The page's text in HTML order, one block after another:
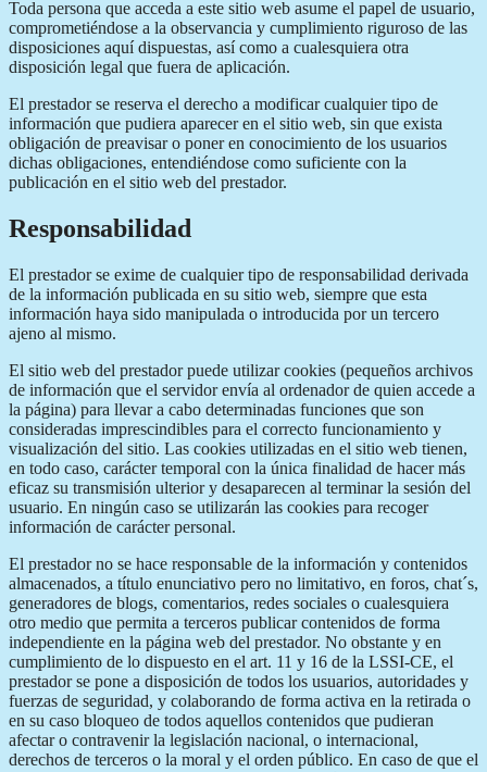
Toda persona que acceda a este sitio web asume el papel de usuario,
comprometiéndose a la observancia y cumplimiento riguroso de las
disposiciones aquí dispuestas, así como a cualesquiera otra
disposición legal que fuera de aplicación.
El prestador se reserva el derecho a modificar cualquier tipo de
información que pudiera aparecer en el sitio web, sin que exista
obligación de preavisar o poner en conocimiento de los usuarios
dichas obligaciones, entendiéndose como suficiente con la
publicación en el sitio web del prestador.
Responsabilidad
El prestador se exime de cualquier tipo de responsabilidad derivada
de la información publicada en su sitio web, siempre que esta
información haya sido manipulada o introducida por un tercero
ajeno al mismo.
El sitio web del prestador puede utilizar cookies (pequeños archivos
de información que el servidor envía al ordenador de quien accede a
la página) para llevar a cabo determinadas funciones que son
consideradas imprescindibles para el correcto funcionamiento y
visualización del sitio. Las cookies utilizadas en el sitio web tienen,
en todo caso, carácter temporal con la única finalidad de hacer más
eficaz su transmisión ulterior y desaparecen al terminar la sesión del
usuario. En ningún caso se utilizarán las cookies para recoger
información de carácter personal.
El prestador no se hace responsable de la información y contenidos
almacenados, a título enunciativo pero no limitativo, en foros, chat´s,
generadores de blogs, comentarios, redes sociales o cualesquiera
otro medio que permita a terceros publicar contenidos de forma
independiente en la página web del prestador. No obstante y en
cumplimiento de lo dispuesto en el art. 11 y 16 de la LSSI-CE, el
prestador se pone a disposición de todos los usuarios, autoridades y
fuerzas de seguridad, y colaborando de forma activa en la retirada o
en su caso bloqueo de todos aquellos contenidos que pudieran
afectar o contravenir la legislación nacional, o internacional,
derechos de terceros o la moral y el orden público. En caso de que el